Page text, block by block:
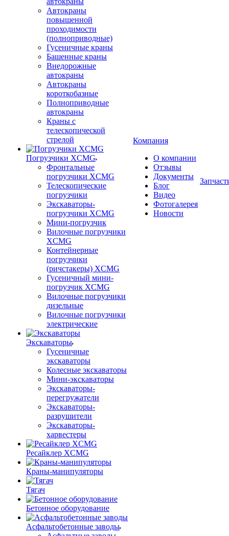
Автокраны
повышенной
проходимости
(полноприводные)
Гусеничные краны
Башенные краны
Внедорожные
автокраны
Автокраны
короткобазные
Полноприводные
автокраны
Краны с
телескопической
стрелой
Погрузчики XCMG
Фронтальные
погрузчики XCMG
Телескопические
погрузчики
Экскаваторы-
погрузчики XCMG
Мини-погрузчик
Вилочные погрузчики
XCMG
Контейнерные
погрузчики
(ричстакеры) XCMG
Гусеничный мини-
погрузчик XCMG
Вилочные погрузчики
дизельные
Вилочные погрузчики
электрические
Экскаваторы
Гусеничные
экскаваторы
Колесные экскаваторы
Мини-экскаваторы
Экскаваторы-
перегружатели
Экскаваторы-
разрушители
Экскаваторы-
харвестеры
Ресайклер XCMG
Краны-манипуляторы
Тягач
Бетонное оборудование
Асфальтобетонные заводы
Компания
О компании
Отзывы
Документы
Блог
Видео
Фотогалерея
Новости